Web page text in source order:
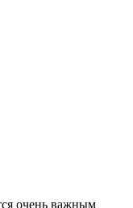
очень важным